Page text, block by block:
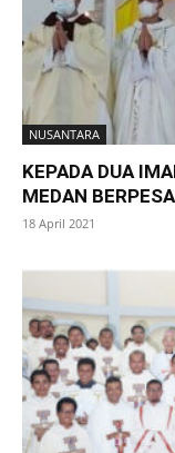
NUSANTARA
KEPADA DUA
MEDAN
18 April 2021